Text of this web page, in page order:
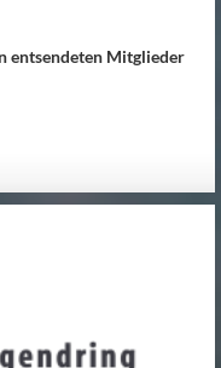
entsendeten Mitglieder